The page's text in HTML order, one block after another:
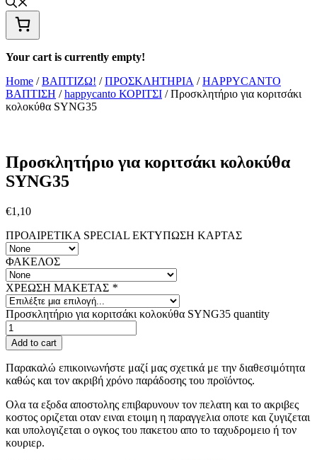
Your cart is currently empty!
Home /ΒΑΠΤΙΖΩ! /ΠΡΟΣΚΛΗΤΗΡΙΑ /HAPPYCANTO
ΒΑΠΤΙΣΗ /happycanto ΚΟΡΙΤΣΙ / Προσκλητήριο για κοριτσάκι
κολοκύθα SYNG35
Προσκλητήριο για κοριτσάκι κολοκύθα
SYNG35
€1,10
ΠΡΟΑΙΡΕΤΙΚΑ SPECIAL ΕΚΤΥΠΩΣΗ KAΡΤΑΣ
ΦΑΚΕΛΟΣ
ΧΡΕΩΣΗ ΜΑΚΕΤΑΣ *
Προσκλητήριο για κοριτσάκι κολοκύθα SYNG35 quantity
Add to cart
Παρακαλώ επικοινωνήστε μαζί μας σχετικά με την διαθεσιμότητα
καθώς και τον ακριβή χρόνο παράδοσης του προϊόντος.
Ολα τα εξοδα αποστολης επιβαρυνουν τον πελατη και το ακριβες
κοστος οριζεται οταν ειναι ετοιμη η παραγγελια οποτε και ζυγιζεται
και υπολογιζεται ο ογκος του πακετου απο το ταχυδρομειο ή τον
κουριερ.